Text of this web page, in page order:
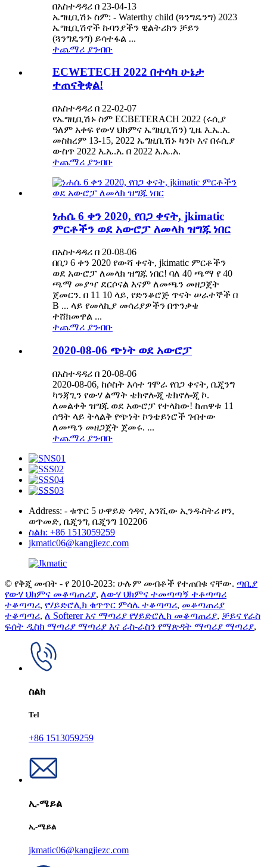
በአስተዳዳሪ በ 23-04-13
ኤግዚቢሽኑ ስም: - Waterthy child (ጓንግዴንግ) 2023
ኤግዚቢሽኖች ኩባንያችን ዊልትሪክን ቻይን
(ጓንግዴንግ) ይሳተፋል ...
ተጨማሪ ያንብቡ
ECWETECH 2022 በተሳካ ሁኔታ
ተጠናቅቋል!
በአስተዳዳሪ በ 22-02-07
የኤግዚቢሽኑ ስም ECBETERACH 2022 (ሩሲያ
ዓለም አቀፍ የውሃ ህክምና ኤግዚቢሽን) ጊዜ እ.ኤ.አ.
መስከረም 13-15, 2022 ኤግዚቢሽኑ ካንኮ እና በሩሲያ
ውስጥ 2022 እ.ኤ.አ. በ 2022 እ.ኤ.አ.
ተጨማሪ ያንብቡ
ነሐሴ 6 ቀን 2020, የበጋ ቀናት, jkimatic
ምርቶችን ወደ አውሮፓ ለመላክ ዝግጁ ነበር
በአስተዳዳሪ በ 20-08-06
በበጋ 6 ቀን 2020 የውሻ ቀናት, jkimatic ምርቶችን
ወደ አውሮፓ ለመላክ ዝግጁ ነበር! ባለ 40 ጫማ የ 40
ጫማ መያዣ ደርሶናል እናም ለመጫን መዘጋጀት
ጀመርን. በ 11 10 ላይ, የድንቆሮጅ ጥናት ሠራተኞች በ
B ... ላይ የመላኪያ መሳሪያዎችን በጥንቃቄ
ተሸክመዋል ...
ተጨማሪ ያንብቡ
2020-08-06 ጭነት ወደ አውሮፓ
በአስተዳዳሪ በ 20-08-06
2020-08-06, ከሶስት እሳተ ገሞራ የበጋ ቀናት, ቤጂንግ
ካንጃጊን የውሃ ልማት ቴክኖሎጂ ቴክኖሎጂ ኮ.
ለመልቀቅ ዝግጁ ወደ አውሮፓ የተላከው! ከጠዋቱ 11
ሰዓት ላይ ትላልቅ የጭነት ኮንቴይነሮች ገብተው
ለመጫን መዘጋጀት ጀመሩ. ...
ተጨማሪ ያንብቡ
Address: - ቁጥር 5 ሁዋይድ ጎዳና, አንሺው ኢንዱስትሪ ዞን,
ወጥመድ, ቤጂንግ, ቤጂንግ 102206
ስልክ: +86 1513059259
jkmatic06@kangjiezc.com
© የቅጂ መብት - የ 2010-2023: ሁሉም መብቶች የተጠበቁ ናቸው. ጣቢያ
የውሃ ህክምና መቆጣጠሪያ, ለውሃ ህክምና ተመጣጣኝ ተቆጣጣሪ
ተቆጣጣሪ, የሃይድሮሊክ ቁጥጥር ምሳሌ ተቆጣጣሪ, መቆጣጠሪያ
ተቆጣጣሪ, ለ Softerer እና ማጣሪያ የሃይድሮሊክ መቆጣጠሪያ, ቻይና የራስ
ፍሰት ዲስክ ማጣሪያ ማጣሪያ እና ራስ-ራስን የማጽዳት ማጣሪያ ማጣሪያ,
ስልክ
Tel
+86 1513059259
ኢ-ሜይል
ኢ-ሜይል
jkmatic06@kangjiezc.com